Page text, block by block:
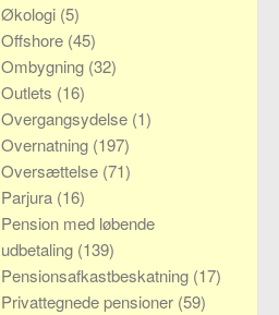
Økologi (5)
Offshore (45)
Ombygning (32)
Outlets (16)
Overgangsydelse (1)
Overnatning (197)
Oversættelse (71)
Parjura (16)
Pension med løbende
udbetaling (139)
Pensionsafkastbeskatning (17)
Privattegnede pensioner (59)